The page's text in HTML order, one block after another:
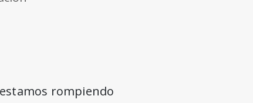
estamos rompiendo